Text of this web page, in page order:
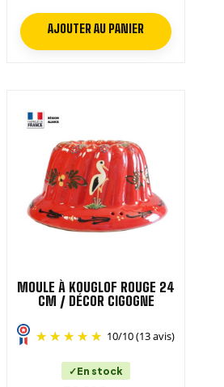
AJOUTER AU PANIER
MOULE À KOUGLOF ROUGE 24
CM / DÉCOR CIGOGNE
10/10(13 avis)
En stock